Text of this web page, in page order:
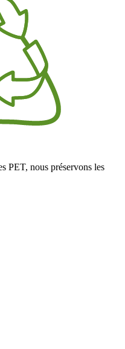
PET, nous préservons les